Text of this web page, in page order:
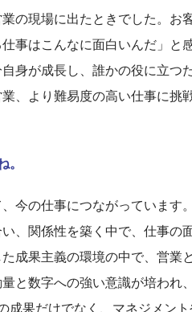
の現場に出たときでした。お
事はこんなに面白いんだ」と
身が成長し、誰かの役に立つ
、より難易度の高い仕事に挑
。
今の仕事につながっています
、関係性を築く中で、仕事の
成果主義の環境の中で、営業
と数字への強い意識が培われ
成果だけでなく、マネジメン